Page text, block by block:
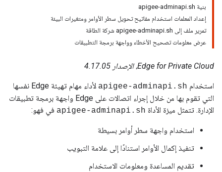
بنية apigee-adminapi.sh
إعداد المعلمات استخدام مفاتيح تحويل سطر الأوامر ومتغيرات البيئة
تمرير ملف إلى apigee-adminapi.sh شركة الطاقة
عرض معلومات تصحيح الأخطاء وواجهة برمجة التطبيقات
Edge for Private Cloud، الإصدار 4.17.05
استخدام apigee-adminapi.sh
لأداء مهام تهيئة Edge نفسها
التي تقوم بها من خلال إجراء اتصالات على Edge واجهة برمجة تطبيقات
الإدارة. تتمثل ميزة الأداة apigee-adminapi.sh في فهو:
استخدام واجهة سطر أوامر بسيطة
تنفيذ إكمال الأوامر استنادًا إلى علامة التبويب
تقديم المساعدة ومعلومات الاستخدام